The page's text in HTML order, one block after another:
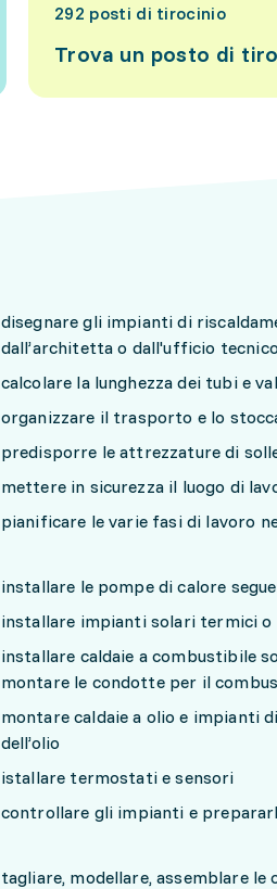
292 posti di tirocinio
Trova un posto di
disegnare gli impianti di
dall’architetta o dall'ufficio tecnico
calcolare la lunghezza dei tubi e
organizzare il trasporto e lo
predisporre le attrezzature di
mettere in sicurezza il luogo di
pianificare le varie fasi di lavoro
installare le pompe di calore
installare impianti solari termici
installare caldaie a combustibile
montare le condotte per il
montare caldaie a olio e impianti
dell’olio
istallare termostati e sensori
controllare gli impianti e
tagliare, modellare, assemblare